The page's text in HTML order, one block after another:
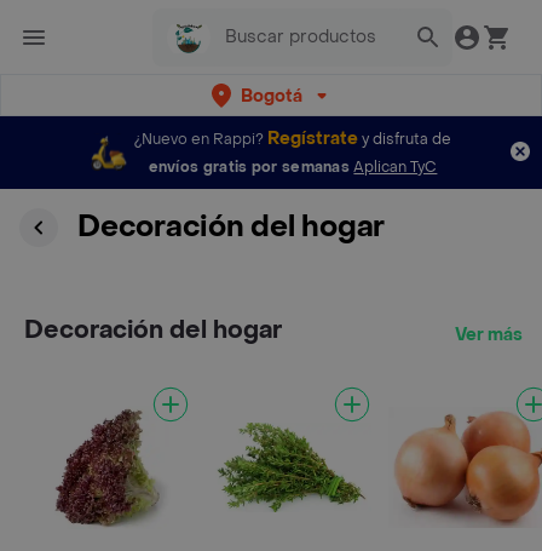
Bogotá
¿Nuevo en Rappi? Regístratey disfruta de
envíos gratis por semanas Aplican TyC
Decoración del hogar
Decoración del hogar Ver más